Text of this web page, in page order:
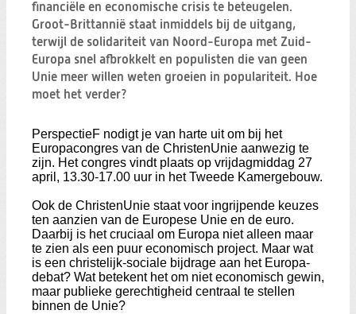
Zoeken:
Zoeken
financiële en economische crisis te beteugelen.
Groot-Brittannië staat inmiddels bij de uitgang,
terwijl de solidariteit van Noord-Europa met Zuid-
Europa snel afbrokkelt en populisten die van geen
Unie meer willen weten groeien in populariteit. Hoe
moet het verder?
PerspectieF nodigt je van harte uit om bij het
Europacongres van de ChristenUnie aanwezig te
zijn. Het congres vindt plaats op vrijdagmiddag 27
april, 13.30-17.00 uur in het Tweede Kamergebouw.
Ook de ChristenUnie staat voor ingrijpende keuzes
ten aanzien van de Europese Unie en de euro.
Daarbij is het cruciaal om Europa niet alleen maar
te zien als een puur economisch project. Maar wat
is een christelijk-sociale bijdrage aan het Europa-
debat? Wat betekent het om niet economisch gewin,
maar publieke gerechtigheid centraal te stellen
binnen de Unie?